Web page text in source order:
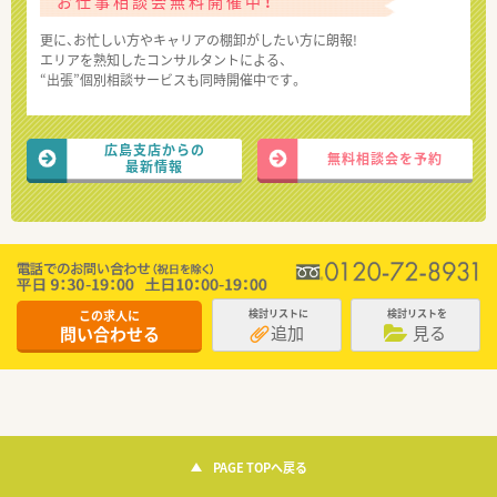
更に、お忙しい方やキャリアの棚卸がしたい方に朗報!
エリアを熟知したコンサルタントによる、
“出張”個別相談サービスも同時開催中です。
広島支店からの
最新情報
無料相談会を予約
この求人に
問い合わせる
検討リストに
追加
検討リストを
見る
PAGE TOPへ戻る